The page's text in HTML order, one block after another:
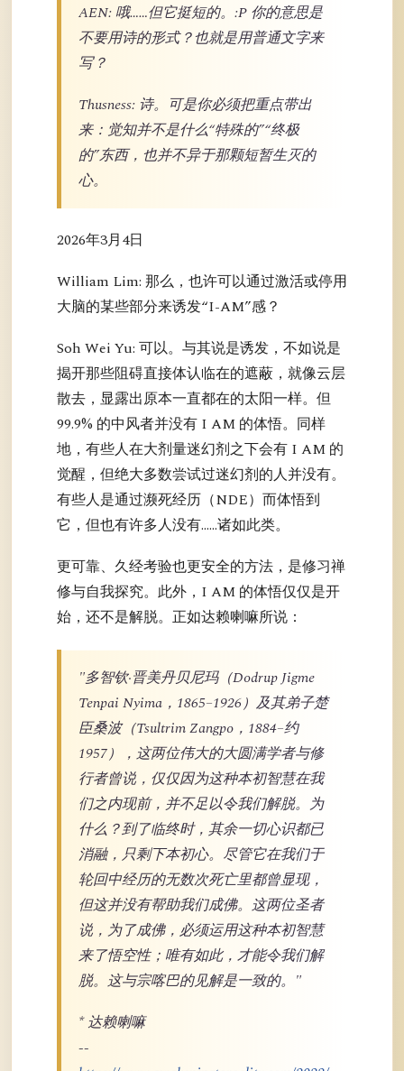
AEN: 哦……但它挺短的。:P 你的意思是
不要用诗的形式？也就是用普通文字来
写？
Thusness: 诗。可是你必须把重点带出
来：觉知并不是什么“特殊的”“终极
的”东西，也并不异于那颗短暂生灭的
心。
2026年3月4日
William Lim: 那么，也许可以通过激活或停用
大脑的某些部分来诱发“I-AM”感？
Soh Wei Yu: 可以。与其说是诱发，不如说是
揭开那些阻碍直接体认临在的遮蔽，就像云层
散去，显露出原本一直都在的太阳一样。但
99.9% 的中风者并没有 I AM 的体悟。同样
地，有些人在大剂量迷幻剂之下会有 I AM 的
觉醒，但绝大多数尝试过迷幻剂的人并没有。
有些人是通过濒死经历（NDE）而体悟到
它，但也有许多人没有……诸如此类。
更可靠、久经考验也更安全的方法，是修习禅
修与自我探究。此外，I AM 的体悟仅仅是开
始，还不是解脱。正如达赖喇嘛所说：
"多智钦·晋美丹贝尼玛（Dodrup Jigme
Tenpai Nyima，1865–1926）及其弟子楚
臣桑波（Tsultrim Zangpo，1884–约
1957），这两位伟大的大圆满学者与修
行者曾说，仅仅因为这种本初智慧在我
们之内现前，并不足以令我们解脱。为
什么？到了临终时，其余一切心识都已
消融，只剩下本初心。尽管它在我们于
轮回中经历的无数次死亡里都曾显现，
但这并没有帮助我们成佛。这两位圣者
说，为了成佛，必须运用这种本初智慧
来了悟空性；唯有如此，才能令我们解
脱。这与宗喀巴的见解是一致的。"
* 达赖喇嘛
--